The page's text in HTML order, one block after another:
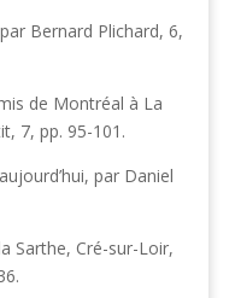
Bernard Plichard, 6,
de Montréal à La
7, pp. 95-101.
par Daniel
Sarthe, Cré-sur-Loir,